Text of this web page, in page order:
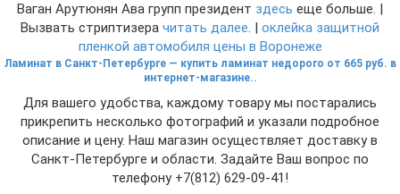
Ваган Арутюнян Ава групп президент здесь еще больше. |
Вызвать стриптизера читать далее. | оклейка защитной
пленкой автомобиля цены в Воронеже
Ламинат в Санкт-Петербурге — купить ламинат недорого от 665 руб. в
интернет-магазине..
Для вашего удобства, каждому товару мы постарались
прикрепить несколько фотографий и указали подробное
описание и цену. Наш магазин осуществляет доставку в
Санкт-Петербурге и области. Задайте Ваш вопрос по
телефону +7(812) 629-09-41!